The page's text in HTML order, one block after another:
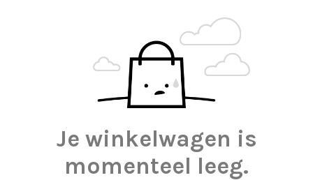
Je winkelwagen is
momenteel leeg.